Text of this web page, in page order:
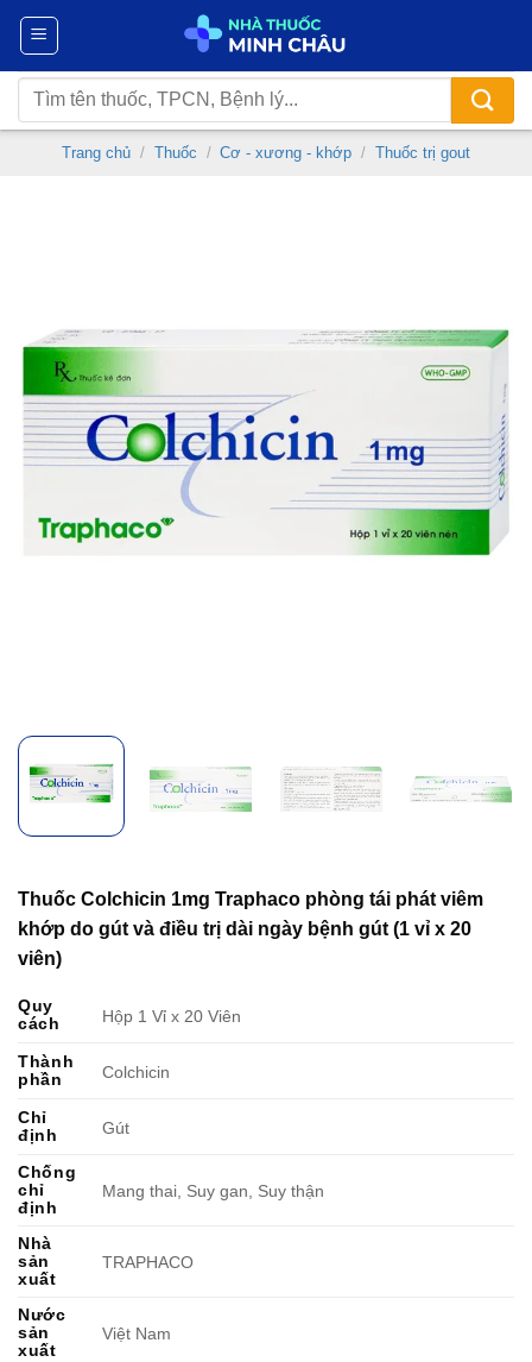
Chuyển
nội
dung
Tìm
kiếm:
Trang chủ / Thuốc / Cơ - xương - khớp / Thuốc trị gout
Thuốc Colchicin 1mg Traphaco phòng tái phát viêm
khớp do gút và điều trị dài ngày bệnh gút (1 vỉ x 20
viên)
Quy
cách
Hộp 1 Vỉ x 20 Viên
Thành
phần
Colchicin
Chỉ
định
Gút
Chống
chỉ
định
Mang thai, Suy gan, Suy thận
Nhà
sản
xuất
TRAPHACO
Nước
sản
xuất
Việt Nam